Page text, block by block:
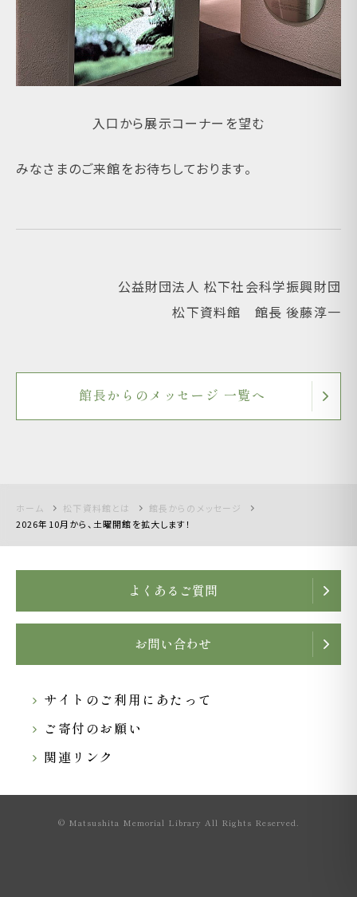
入口から展示コーナーを望む
みなさまのご来館をお待ちしております。
公益財団法人 松下社会科学振興財団
松下資料館 館長 後藤淳一
館長からのメッセージ 一覧へ
ホーム 松下資料館とは
館長からのメッセージ
2026年10月から、土曜開館を拡大します！
よくあるご質問
お問い合わせ
サイトのご利用にあたって
ご寄付のお願い
関連リンク
© Matsushita Memorial Library All Rights Reserved.